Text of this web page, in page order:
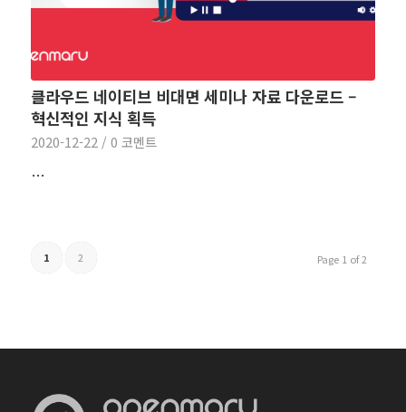
클라우드 네이티브 비대면 세미나 자료 다운로드 –
혁신적인 지식 획득
2020-12-22 / 0 코멘트
…
Page 1 of 2
1 2